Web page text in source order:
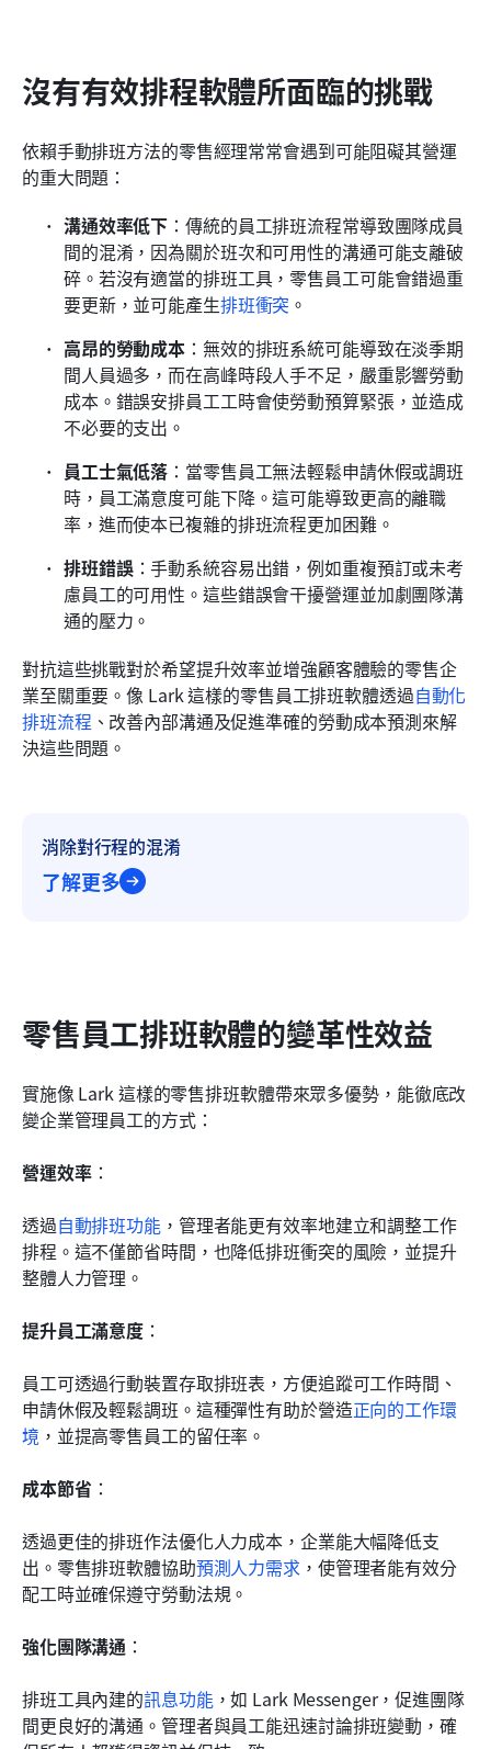
沒有有效排程軟體所面臨的挑戰
依賴手動排班方法的零售經理常常會遇到可能阻礙其營運
的重大問題：
溝通效率低下 ：傳統的員工排班流程常導致團隊成員
間的混淆，因為關於班次和可用性的溝通可能支離破
碎。若沒有適當的排班工具，零售員工可能會錯過重
要更新，並可能產生排班衝突 。
高昂的勞動成本 ：無效的排班系統可能導致在淡季期
間人員過多，而在高峰時段人手不足，嚴重影響勞動
成本。錯誤安排員工工時會使勞動預算緊張，並造成
不必要的支出。
員工士氣低落 ：當零售員工無法輕鬆申請休假或調班
時，員工滿意度可能下降。這可能導致更高的離職
率，進而使本已複雜的排班流程更加困難。
排班錯誤：手動系統容易出錯，例如重複預訂或未考
慮員工的可用性。這些錯誤會干擾營運並加劇團隊溝
通的壓力。
對抗這些挑戰對於希望提升效率並增強顧客體驗的零售企
業至關重要。像 Lark 這樣的零售員工排班軟體透過自動化
排班流程 、改善內部溝通及促進準確的勞動成本預測來解
決這些問題。
消除對行程的混淆
了解更多
零售員工排班軟體的變革性效益
實施像 Lark 這樣的零售排班軟體帶來眾多優勢，能徹底改
變企業管理員工的方式：
營運效率：
透過自動排班功能 ，管理者能更有效率地建立和調整工作
排程。這不僅節省時間，也降低排班衝突的風險，並提升
整體人力管理。
提升員工滿意度 ：
員工可透過行動裝置存取排班表，方便追蹤可工作時間、
申請休假及輕鬆調班。這種彈性有助於營造正向的工作環
境 ，並提高零售員工的留任率。
成本節省 ：
透過更佳的排班作法優化人力成本，企業能大幅降低支
出。零售排班軟體協助預測人力需求 ，使管理者能有效分
配工時並確保遵守勞動法規。
強化團隊溝通 ：
排班工具內建的訊息功能 ，如 Lark Messenger，促進團隊
間更良好的溝通。管理者與員工能迅速討論排班變動，確